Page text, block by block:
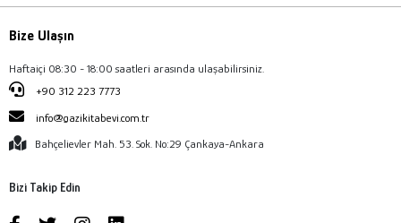
Bize Ulaşın
Haftaiçi 08:30 - 18:00 saatleri arasında ulaşabilirsiniz.
+90 312 223 7773
info@gazikitabevi.com.tr
Bahçelievler Mah. 53. Sok. No:29 Çankaya-Ankara
Bizi Takip Edin